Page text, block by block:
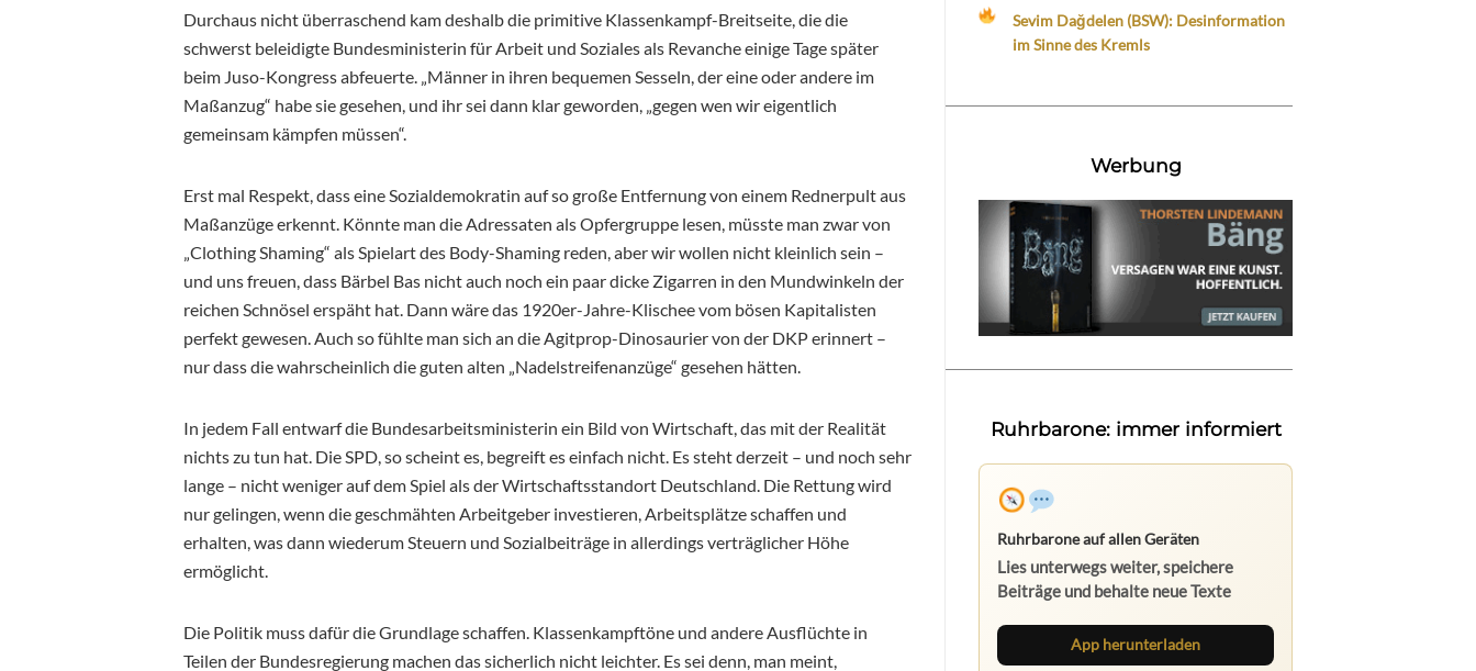
Durchaus nicht überraschend kam deshalb die primitive Klassenkampf-Breitseite, die die
schwerst beleidigte Bundesministerin für Arbeit und Soziales als Revanche einige Tage später
beim Juso-Kongress abfeuerte. „Männer in ihren bequemen Sesseln, der eine oder andere im
Maßanzug“ habe sie gesehen, und ihr sei dann klar geworden, „gegen wen wir eigentlich
gemeinsam kämpfen müssen“.
Erst mal Respekt, dass eine Sozialdemokratin auf so große Entfernung von einem Rednerpult aus
Maßanzüge erkennt. Könnte man die Adressaten als Opfergruppe lesen, müsste man zwar von
„Clothing Shaming“ als Spielart des Body-Shaming reden, aber wir wollen nicht kleinlich sein –
und uns freuen, dass Bärbel Bas nicht auch noch ein paar dicke Zigarren in den Mundwinkeln der
reichen Schnösel erspäht hat. Dann wäre das 1920er-Jahre-Klischee vom bösen Kapitalisten
perfekt gewesen. Auch so fühlte man sich an die Agitprop-Dinosaurier von der DKP erinnert –
nur dass die wahrscheinlich die guten alten „Nadelstreifenanzüge“ gesehen hätten.
In jedem Fall entwarf die Bundesarbeitsministerin ein Bild von Wirtschaft, das mit der Realität
nichts zu tun hat. Die SPD, so scheint es, begreift es einfach nicht. Es steht derzeit – und noch sehr
lange – nicht weniger auf dem Spiel als der Wirtschaftsstandort Deutschland. Die Rettung wird
nur gelingen, wenn die geschmähten Arbeitgeber investieren, Arbeitsplätze schaffen und
erhalten, was dann wiederum Steuern und Sozialbeiträge in allerdings verträglicher Höhe
ermöglicht.
Die Politik muss dafür die Grundlage schaffen. Klassenkampftöne und andere Ausflüchte in
Teilen der Bundesregierung machen das sicherlich nicht leichter. Es sei denn, man meint,
Sevim Dağdelen (BSW): Desinformation
im Sinne des Kremls
Werbung
Ruhrbarone: immer informiert
Ruhrbarone auf allen Geräten
Lies unterwegs weiter, speichere
Beiträge und behalte neue Texte
direkt im Browser im Blick.
App herunterladen